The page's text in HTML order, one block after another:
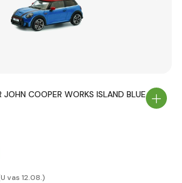
JOHN COOPER WORKS ISLAND BLUE
vas 12.08.)